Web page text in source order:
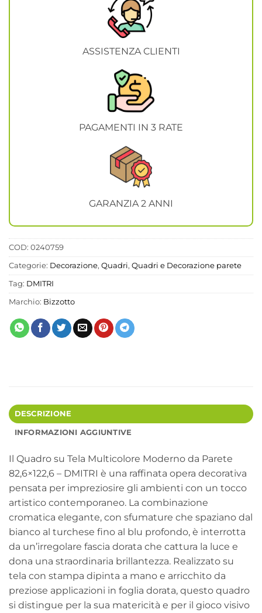
ASSISTENZA CLIENTI
PAGAMENTI IN 3 RATE
GARANZIA 2 ANNI
COD: 0240759
Categorie: Decorazione, Quadri, Quadri e Decorazione parete
Tag: DMITRI
Marchio: Bizzotto
DESCRIZIONE
INFORMAZIONI AGGIUNTIVE
Il Quadro su Tela Multicolore Moderno da Parete
82,6×122,6 – DMITRI è una raffinata opera decorativa
pensata per impreziosire gli ambienti con un tocco
artistico contemporaneo. La combinazione
cromatica elegante, con sfumature che spaziano dal
bianco al turchese fino al blu profondo, è interrotta
da un’irregolare fascia dorata che cattura la luce e
dona una straordinaria brillantezza. Realizzato su
tela con stampa dipinta a mano e arricchito da
preziose applicazioni in foglia dorata, questo quadro
si distingue per la sua matericità e per il gioco visivo